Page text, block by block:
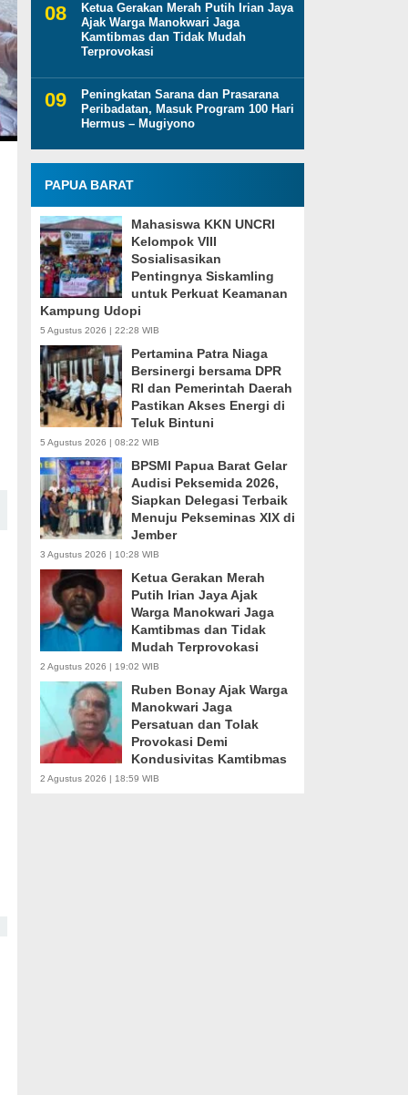
Ketua Gerakan Merah Putih Irian Jaya
Ajak Warga Manokwari Jaga
Kamtibmas dan Tidak Mudah
Terprovokasi
Peningkatan Sarana dan Prasarana
Peribadatan, Masuk Program 100 Hari
Hermus – Mugiyono
PAPUA BARAT
Mahasiswa KKN UNCRI
Kelompok VIII
Sosialisasikan
Pentingnya Siskamling
untuk Perkuat Keamanan
Kampung Udopi
5 Agustus 2026 | 22:28 WIB
Pertamina Patra Niaga
Bersinergi bersama DPR
RI dan Pemerintah Daerah
Pastikan Akses Energi di
Teluk Bintuni
5 Agustus 2026 | 08:22 WIB
BPSMI Papua Barat Gelar
Audisi Peksemida 2026,
Siapkan Delegasi Terbaik
Menuju Pekseminas XIX di
Jember
3 Agustus 2026 | 10:28 WIB
Ketua Gerakan Merah
Putih Irian Jaya Ajak
Warga Manokwari Jaga
Kamtibmas dan Tidak
Mudah Terprovokasi
2 Agustus 2026 | 19:02 WIB
Ruben Bonay Ajak Warga
Manokwari Jaga
Persatuan dan Tolak
Provokasi Demi
Kondusivitas Kamtibmas
2 Agustus 2026 | 18:59 WIB